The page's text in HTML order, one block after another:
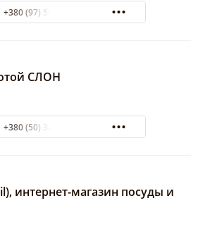
+380 (97) 5407218
СЛОН
+380 (50) 3458666
интернет-магазин посуды и